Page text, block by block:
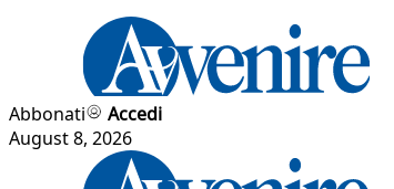
Abbonati
Accedi
August 8, 2026